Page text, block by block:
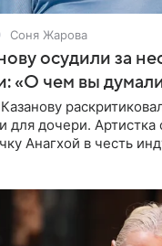
Соня Жарова
осудили за
«О чем вы
для дочери. Артистка
Анагхой в честь